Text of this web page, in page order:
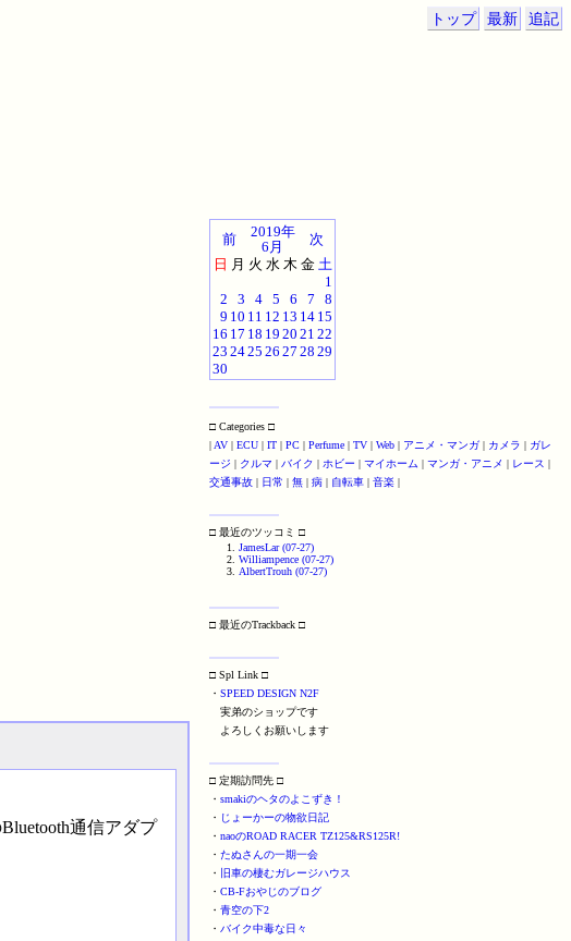
トップ 最新 追記
通信アダプ
前
2019年
6月
次
日 月 火 水 木 金 土
1
2
3 4 5 6 7
8
9 10 11 12 13 14 15
16 17 18 19 20 21 22
23 2425 26 27 28 29
30
□ Categories □
AV ECU IT PC Perfume TV Web アニメ・マンガ カメラ
ガレ
ージ
クルマ バイク ホビー マイホーム マンガ・アニメ レース
交通事故
日常 無 病 自転車 音楽
□ 最近のツッコミ □
JamesLar (07-27)
Williampence (07-27)
AlbertTrouh (07-27)
□ 最近のTrackback □
□ Spl Link □
・ SPEED DESIGN N2F
実弟のショップです
よろしくお願いします
□ 定期訪問先 □
・ smakiのヘタのよこずき！
・
じょーかーの物欲日記
・ naoのROAD RACER TZ125&RS125R!
・ たぬさんの一期一会
・
旧車の棲むガレージハウス
・ CB-Fおやじのブログ
・ 青空の下2
・ バイク中毒な日々